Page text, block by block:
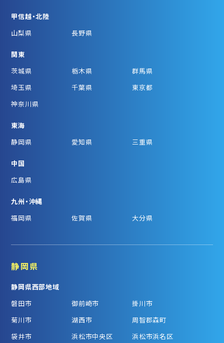
甲信越・北陸
山梨県
長野県
関東
茨城県
栃木県
群馬県
埼玉県
千葉県
東京都
神奈川県
東海
静岡県
愛知県 三重県
中国
広島県
九州・沖縄
福岡県
佐賀県 大分県
静岡県
静岡県西部地域
磐田市
御前崎市
掛川市
菊川市
湖西市
周智郡森町
袋井市
浜松市中央区 浜松市浜名区